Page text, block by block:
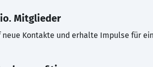
Mitglieder
neue Kontakte und erhalte Impulse für